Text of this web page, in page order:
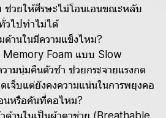
ช่วยให้ศีรษะไม่โอนเอนขณะหลับ
วไปทำไม่ได้
ด้านในมีความแข็งไหม?
Memory Foam แบบ Slow
ามนุ่มคืนตัวช้า ช่วยกระจายแรงกด
จ็บแต่ยังคงความแน่นในการพยุงคอ
นหรือคันที่คอไหม?
ด้านในเป็นผ้าตาข่าย (Breathable